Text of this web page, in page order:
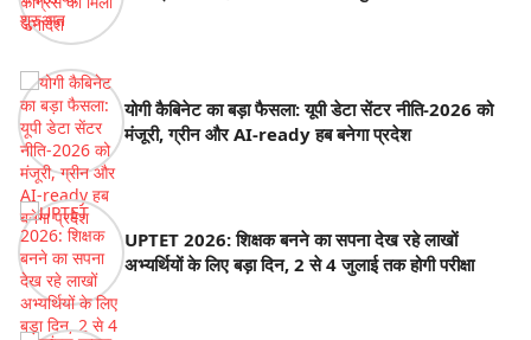
योगी कैबिनेट का बड़ा फैसला: यूपी डेटा सेंटर नीति-2026 को
मंजूरी, ग्रीन और AI-ready हब बनेगा प्रदेश
UPTET 2026: शिक्षक बनने का सपना देख रहे लाखों
अभ्यर्थियों के लिए बड़ा दिन, 2 से 4 जुलाई तक होगी परीक्षा